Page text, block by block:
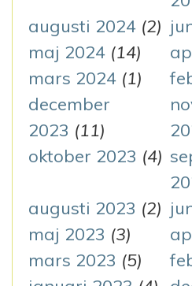
augusti 2024 (2)
maj 2024 (14)
mars 2024 (1)
december
2023 (11)
oktober 2023 (4)
augusti 2023 (2)
maj 2023 (3)
mars 2023 (5)